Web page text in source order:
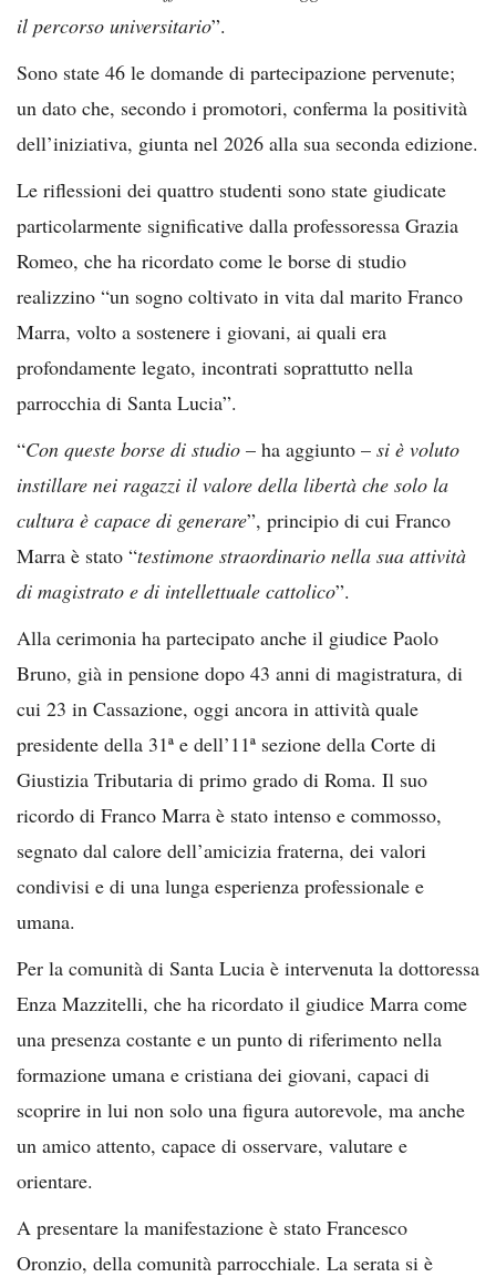
il percorso universitario”.
Sono state 46 le domande di partecipazione pervenute;
un dato che, secondo i promotori, conferma la positività
dell’iniziativa, giunta nel 2026 alla sua seconda edizione.
Le riflessioni dei quattro studenti sono state giudicate
particolarmente significative dalla professoressa Grazia
Romeo, che ha ricordato come le borse di studio
realizzino “un sogno coltivato in vita dal marito Franco
Marra, volto a sostenere i giovani, ai quali era
profondamente legato, incontrati soprattutto nella
parrocchia di Santa Lucia”.
“Con queste borse di studio – ha aggiunto – si è voluto
instillare nei ragazzi il valore della libertà che solo la
cultura è capace di generare”, principio di cui Franco
Marra è stato “testimone straordinario nella sua attività
di magistrato e di intellettuale cattolico”.
Alla cerimonia ha partecipato anche il giudice Paolo
Bruno, già in pensione dopo 43 anni di magistratura, di
cui 23 in Cassazione, oggi ancora in attività quale
presidente della 31ª e dell’11ª sezione della Corte di
Giustizia Tributaria di primo grado di Roma. Il suo
ricordo di Franco Marra è stato intenso e commosso,
segnato dal calore dell’amicizia fraterna, dei valori
condivisi e di una lunga esperienza professionale e
umana.
Per la comunità di Santa Lucia è intervenuta la dottoressa
Enza Mazzitelli, che ha ricordato il giudice Marra come
una presenza costante e un punto di riferimento nella
formazione umana e cristiana dei giovani, capaci di
scoprire in lui non solo una figura autorevole, ma anche
un amico attento, capace di osservare, valutare e
orientare.
A presentare la manifestazione è stato Francesco
Oronzio, della comunità parrocchiale. La serata si è